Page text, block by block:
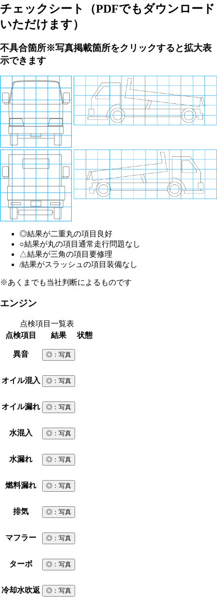
チェックシート
（PDFでもダウンロード
いただけます）
不具合箇所※写真掲載箇所をクリックすると拡大表
示できます
◎結果が二重丸の項目 良好
○結果が丸の項目 通常走行問題なし
△結果が三角の項目 要修理
/結果がスラッシュの項目 装備なし
※あくまでも当社判断によるものです
エンジン
点検項目一覧表
点検項目
結果 状態
異音 ◎ ：写真
オイル混入 ◎ ：写真
オイル漏れ ◎ ：写真
水混入 ◎ ：写真
水漏れ ◎ ：写真
燃料漏れ ◎ ：写真
排気 ◎ ：写真
マフラー ◎ ：写真
ターボ ◎ ：写真
冷却水吹返 ◎ ：写真